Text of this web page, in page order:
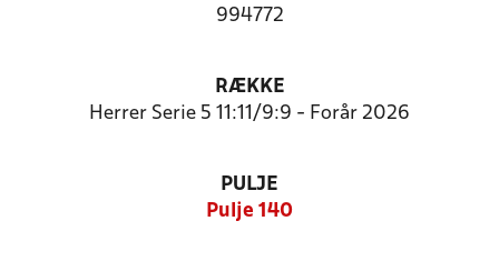
994772
RÆKKE
Herrer Serie 5 11:11/9:9 - Forår 2026
PULJE
Pulje 140